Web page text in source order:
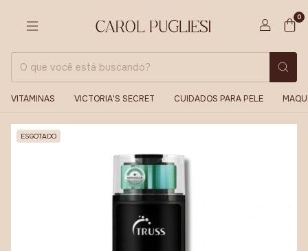
0
VITAMINAS VICTORIA'S SECRET CUIDADOS PARA PELE
ESGOTADO